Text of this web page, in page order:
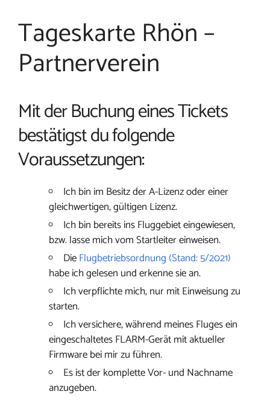
Tageskarte Rhön –
Partnerverein
Mit der Buchung eines Tickets
bestätigst du folgende
Voraussetzungen:
Ich bin im Besitz der A-Lizenz oder einer
gleichwertigen, gültigen Lizenz.
Ich bin bereits ins Fluggebiet eingewiesen,
bzw. lasse mich vom Startleiter einweisen.
DieFlugbetriebsordnung (Stand: 5/2021)
habe ich gelesen und erkenne sie an.
Ich verpflichte mich, nur mit Einweisung zu
starten.
Ich versichere, während meines Fluges ein
eingeschaltetes FLARM-Gerät mit aktueller
Firmware bei mir zu führen.
Es ist der komplette Vor- und Nachname
anzugeben.